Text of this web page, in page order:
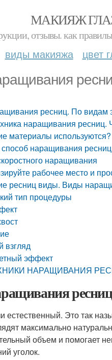
МАКИЯЖ
отзывы. как
виды макияжа цвет
ресниц. По видам
наращивания ресниц.
материалы используются?
наращивания
наращивания
рабочее место и
ресниц виды. Виды
тип процедуры
взгляд
эффект
НАРАЩИВАНИЯ
естественный. Это так
максимально
объем и помогает
уголок.